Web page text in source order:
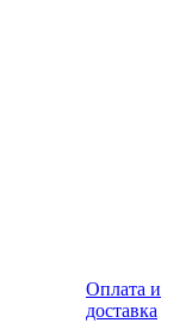
Оплата и
доставка